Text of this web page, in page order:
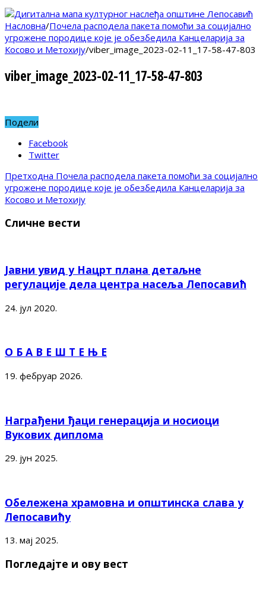
Насловна/Почела расподела пакета помоћи за социјално
угрожене породице које је обезбедила Канцеларија за
Косово и Метохију/viber_image_2023-02-11_17-58-47-803
viber_image_2023-02-11_17-58-47-803
Подели
Facebook
Twitter
Претходна Почела расподела пакета помоћи за социјално
угрожене породице које је обезбедила Канцеларија за
Косово и Метохију
Сличне вести
Јавни увид у Нацрт плана детаљне
регулације дела центра насеља Лепосавић
24. јул 2020.
О Б А В Е Ш Т Е Њ Е
19. фебруар 2026.
Награђени ђаци генерација и носиоци
Вукових диплома
29. јун 2025.
Обележена храмовна и општинска слава у
Лепосавићу
13. мај 2025.
Погледајте и ову вест